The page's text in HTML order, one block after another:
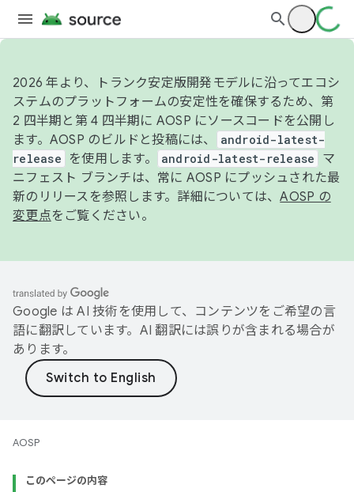
2026 年より、トランク安定版開発モデルに沿ってエコシ
ステムのプラットフォームの安定性を確保するため、第
2 四半期と第 4 四半期に AOSP にソースコードを公開し
ます。AOSP のビルドと投稿には、
android-latest-
release
を使用します。 android-latest-release
マ
ニフェスト ブランチは、常に AOSP にプッシュされた最
新のリリースを参照します。詳細については、AOSP の
変更点をご覧ください。
Google は AI 技術を使用して、コンテンツをご希望の言
語に翻訳しています。AI 翻訳には誤りが含まれる場合が
あります。
AOSP
このページの内容